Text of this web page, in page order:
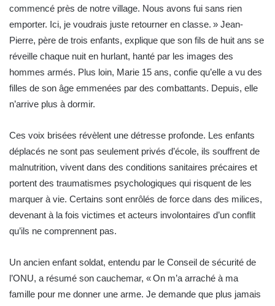
commencé près de notre village. Nous avons fui sans rien
emporter. Ici, je voudrais juste retourner en classe. » Jean-
Pierre, père de trois enfants, explique que son fils de huit ans se
réveille chaque nuit en hurlant, hanté par les images des
hommes armés. Plus loin, Marie 15 ans, confie qu’elle a vu des
filles de son âge emmenées par des combattants. Depuis, elle
n’arrive plus à dormir.
Ces voix brisées révèlent une détresse profonde. Les enfants
déplacés ne sont pas seulement privés d’école, ils souffrent de
malnutrition, vivent dans des conditions sanitaires précaires et
portent des traumatismes psychologiques qui risquent de les
marquer à vie. Certains sont enrôlés de force dans des milices,
devenant à la fois victimes et acteurs involontaires d’un conflit
qu’ils ne comprennent pas.
Un ancien enfant soldat, entendu par le Conseil de sécurité de
l’ONU, a résumé son cauchemar, « On m’a arraché à ma
famille pour me donner une arme. Je demande que plus jamais